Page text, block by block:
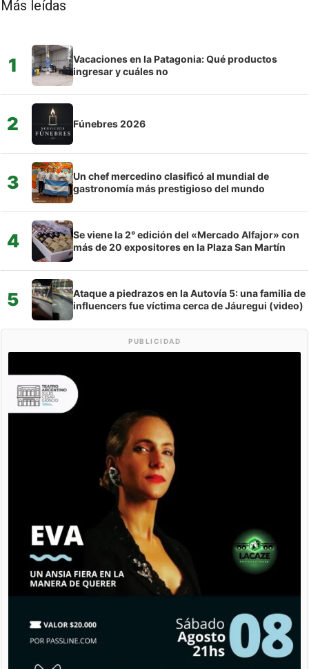
Más leídas
1
Vacaciones en la Patagonia: Qué productos
ingresar y cuáles no
2 Fúnebres 2026
3
Un chef mercedino clasificó al mundial de
gastronomía más prestigioso del mundo
4
Se viene la 2° edición del «Mercado Alfajor» con
más de 20 expositores en la Plaza San Martín
5
Ataque a piedrazos en la Autovía 5: una familia de
influencers fue víctima cerca de Jáuregui (video)
PUBLICIDAD